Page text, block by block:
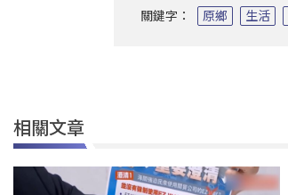
關鍵字： 原鄉 生活
相關文章